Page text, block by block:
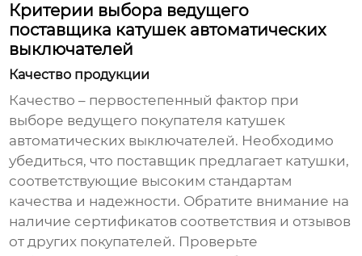
Критерии выбора ведущего
поставщика катушек автоматических
выключателей
Качество продукции
Качество – первостепенный фактор при
выборе ведущего покупателя катушек
автоматических выключателей. Необходимо
убедиться, что поставщик предлагает катушки,
соответствующие высоким стандартам
качества и надежности. Обратите внимание на
наличие сертификатов соответствия и отзывов
от других покупателей. Проверьте